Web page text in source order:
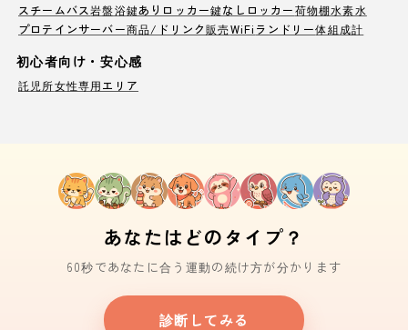
スチームバス岩盤浴鍵ありロッカー鍵なしロッカー荷物棚水素水
プロテインサーバー商品/ドリンク販売WiFi ランドリー体組成計
初心者向け・安心感
託児所女性専用エリア
あなたはどのタイプ？
60秒であなたに合う運動の続け方が分かります
診断してみる